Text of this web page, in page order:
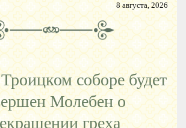
8 августа, 2026
соборе будет
Молебен о
греха